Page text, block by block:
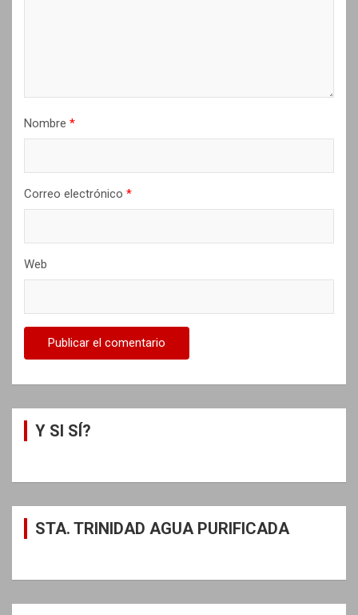
Nombre *
Correo electrónico *
Web
Y SI SÍ?
STA. TRINIDAD AGUA PURIFICADA